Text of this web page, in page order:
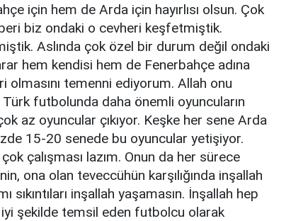
için hem de Arda için hayırlısı olsun. Çok
biz ondaki o cevheri keşfetmiştik.
Aslında çok özel bir durum değil ondaki
hem kendisi hem de Fenerbahçe adına
olmasını temenni ediyorum. Allah onu
futbolunda daha önemli oyuncuların
az oyuncular çıkıyor. Keşke her sene Arda
15-20 senede bu oyuncular yetişiyor.
çalışması lazım. Onun da her sürece
ona olan teveccühün karşılığında inşallah
sıkıntıları inşallah yaşamasın. İnşallah hep
şekilde temsil eden futbolcu olarak